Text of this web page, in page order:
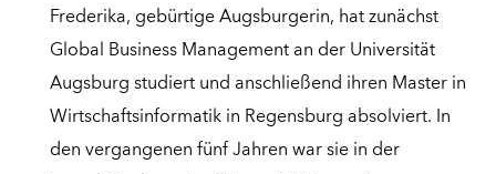
Frederika, gebürtige Augsburgerin, hat zunächst
Global Business Management an der Universität
Augsburg studiert und anschließend ihren Master in
Wirtschaftsinformatik in Regensburg absolviert. In
den vergangenen fünf Jahren war sie in der